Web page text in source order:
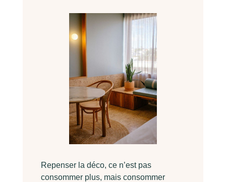
Repenser la déco, ce n’est pas
consommer plus, mais consommer